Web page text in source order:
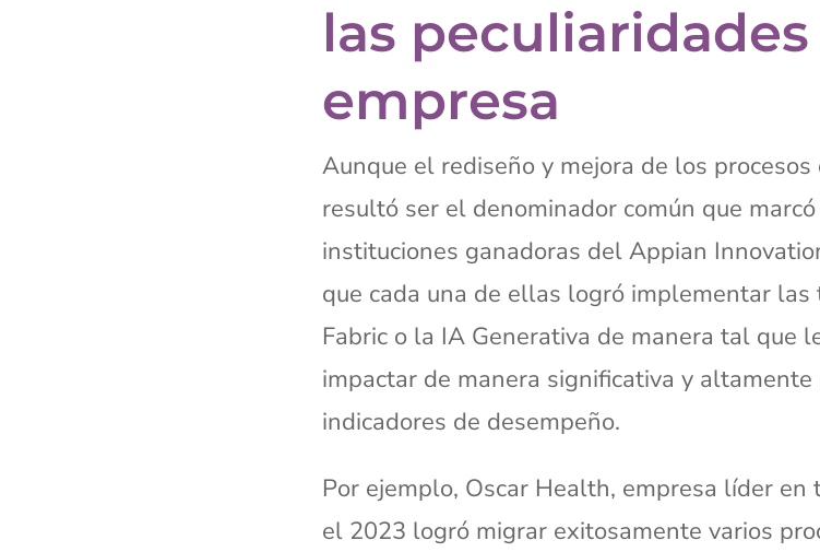
las
empresa
Aunque el rediseño y mejora de los
resultó ser el denominador común que
instituciones ganadoras del Appian
que cada una de ellas logró implementar las
Fabric o la IA Generativa de manera tal que
impactar de manera significativa y
indicadores de desempeño.
Por ejemplo, Oscar Health, empresa líder
el 2023 logró migrar exitosamente varios